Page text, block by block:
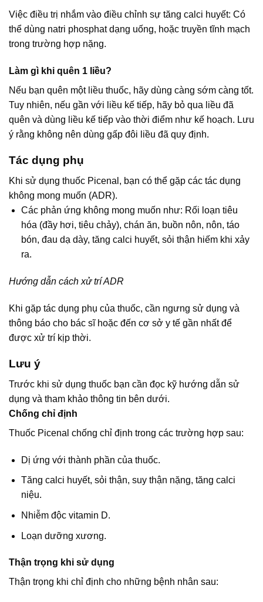
Việc điều trị nhắm vào điều chỉnh sự tăng calci huyết: Có
thể dùng natri phosphat dạng uống, hoặc truyền tĩnh mạch
trong trường hợp nặng.
Làm gì khi quên 1 liều?
Nếu bạn quên một liều thuốc, hãy dùng càng sớm càng tốt.
Tuy nhiên, nếu gần với liều kế tiếp, hãy bỏ qua liều đã
quên và dùng liều kế tiếp vào thời điểm như kế hoạch. Lưu
ý rằng không nên dùng gấp đôi liều đã quy định.
Tác dụng phụ
Khi sử dụng thuốc Picenal, bạn có thể gặp các tác dụng
không mong muốn (ADR).
Các phản ứng không mong muốn như: Rối loạn tiêu
hóa (đầy hơi, tiêu chảy), chán ăn, buồn nôn, nôn, táo
bón, đau dạ dày, tăng calci huyết, sỏi thận hiếm khi xảy
ra.
Hướng dẫn cách xử trí ADR
Khi gặp tác dụng phụ của thuốc, cần ngưng sử dụng và
thông báo cho bác sĩ hoặc đến cơ sở y tế gần nhất để
được xử trí kịp thời.
Lưu ý
Trước khi sử dụng thuốc bạn cần đọc kỹ hướng dẫn sử
dụng và tham khảo thông tin bên dưới.
Chống chỉ định
Thuốc Picenal chống chỉ định trong các trường hợp sau:
Dị ứng với thành phần của thuốc.
Tăng calci huyết, sỏi thận, suy thận nặng, tăng calci
niệu.
Nhiễm độc vitamin D.
Loạn dưỡng xương.
Thận trọng khi sử dụng
Thận trọng khi chỉ định cho những bệnh nhân sau: